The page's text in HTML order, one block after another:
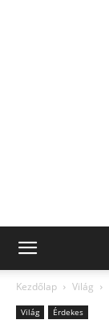
Kezdőlap Világ
Világ Érdekes